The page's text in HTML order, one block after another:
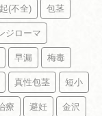
(不全) 包茎
ジローマ
早漏 梅毒
真性包茎 短小
療 避妊 金沢